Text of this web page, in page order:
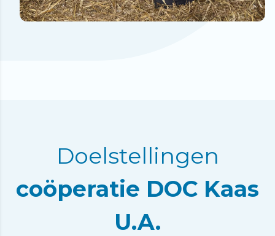
Doelstellingen
coöperatie DOC Kaas
U.A.